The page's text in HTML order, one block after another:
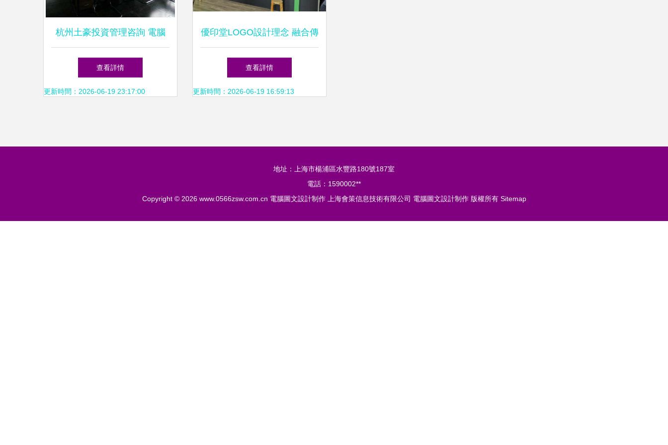
杭州土豪投資管理咨詢 電腦
圖文設計制作如何賦能高端財
富管理
查看詳情
更新時間：2026-06-19 23:17:00
優印堂LOGO設計理念 融合傳
統與現代的視覺智慧
查看詳情
更新時間：2026-06-19 16:59:13
地址：上海市楊浦區水豐路180號187室
電話：1590002**
Copyright © 2026 www.0566zsw.com.cn 電腦圖文設計制作 上海會策信息技術有限公司 電腦圖文設計制作版權所有 Sitemap